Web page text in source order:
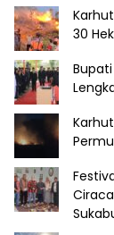
30